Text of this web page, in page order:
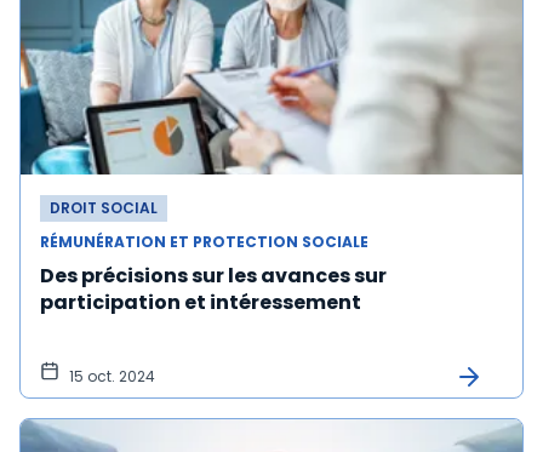
DROIT SOCIAL
RÉMUNÉRATION ET PROTECTION SOCIALE
Des précisions sur les avances sur
participation et intéressement
15 oct. 2024